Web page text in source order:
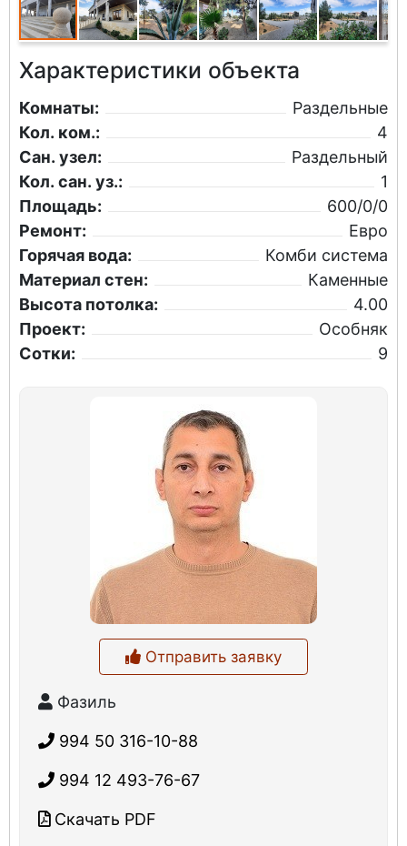
Характеристики объекта
Комнаты:
Раздельные
Кол. ком.:
4
Сан. узел:
Раздельный
Кол. сан. уз.:
1
Площадь:
600/0/0
Ремонт:
Евро
Горячая вода:
Комби система
Материал стен:
Каменные
Высота потолка:
4.00
Проект:
Особняк
Сотки:
9
Отправить заявку
Фазиль
994 50 316-10-88
994 12 493-76-67
Скачать PDF